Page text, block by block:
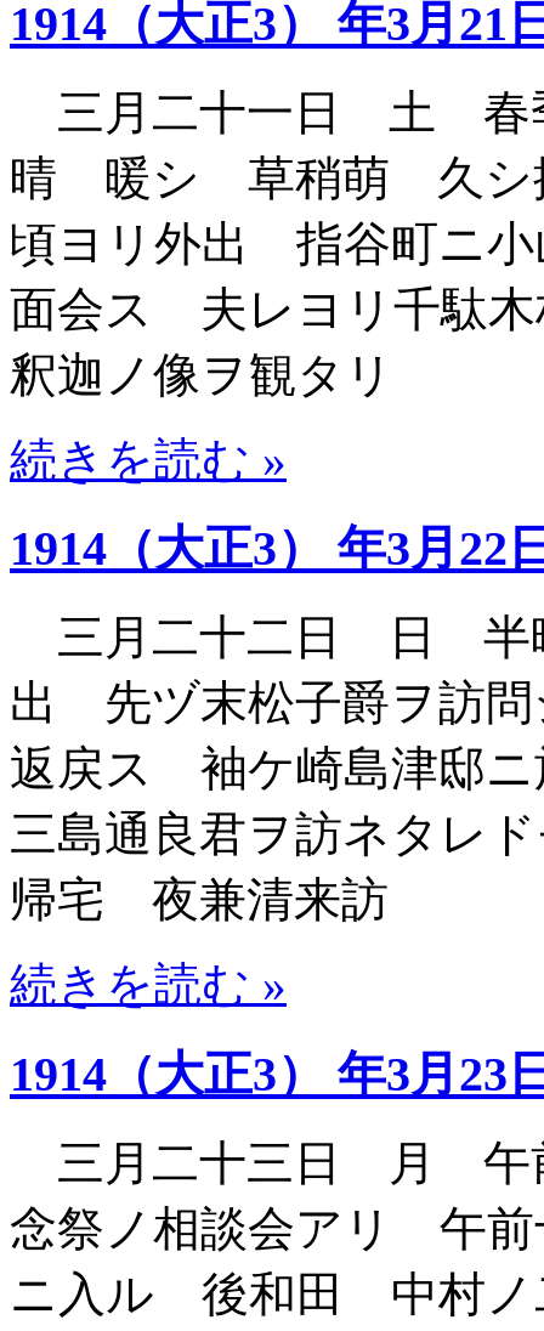
1914（大正3） 年3月21
三月二十一日 土 春
晴 暖シ 草稍萌 久シ
頃ヨリ外出 指谷町ニ
面会ス 夫レヨリ千駄木
釈迦ノ像ヲ観タリ
続きを読む »
1914（大正3） 年3月22
三月二十二日 日 半
出 先ヅ末松子爵ヲ訪問
返戻ス 袖ケ崎島津邸
三島通良君ヲ訪ネタレ
帰宅 夜兼清来訪
続きを読む »
1914（大正3） 年3月23
三月二十三日 月 午
念祭ノ相談会アリ 午
ニ入ル 後和田 中村ノ